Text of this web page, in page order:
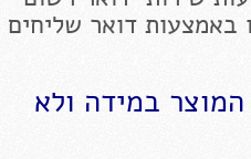
דואר שליחים
במידה ולא